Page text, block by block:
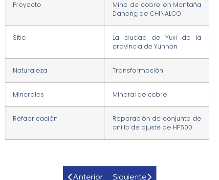
Proyecto
Mina de cobre en Montaña
Dahong de CHINALCO
Sitio
La ciudad de Yuxi de la
provincia de Yunnan
Naturaleza Transformación
Minerales Mineral de cobre
Refabricación
Reparación de conjunto de
anillo de ajuste de HP500
Anterior Siguiente